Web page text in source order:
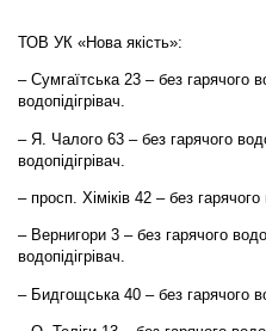
ТОВ УК «Нова якість»:
– Сумгаїтська 23 – без гарячого
водопідігрівач.
– Я. Чалого 63 – без гарячого
водопідігрівач.
– просп. Хіміків 42 – без
– Вернигори 3 – без гарячого
водопідігрівач.
– Бидгощська 40 – без гарячого